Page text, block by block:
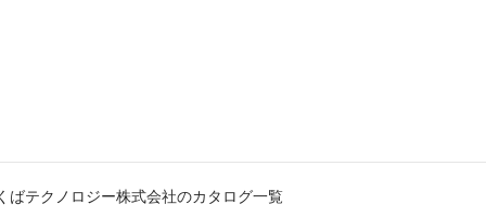
ばテクノロジー株式会社のカタログ一覧